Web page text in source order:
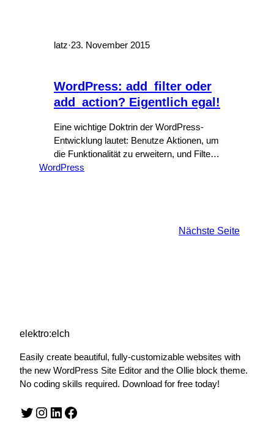
latz·23. November 2015
WordPress: add_filter oder
add_action? Eigentlich egal!
Eine wichtige Doktrin der WordPress-
Entwicklung lautet: Benutze Aktionen, um
die Funktionalität zu erweitern, und Filter,
um Daten zu ändern. Wir haben alle
WordPress
Nächste Seite
elektro:elch
Easily create beautiful, fully-customizable websites with
the new WordPress Site Editor and the Ollie block theme.
No coding skills required. Download for free today!
Twitter Instagram LinkedIn Facebook